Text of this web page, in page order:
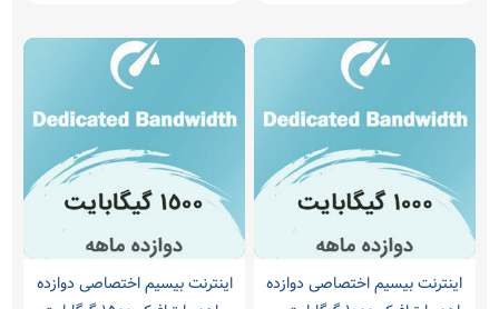
اینترنت بیسیم اختصاصی دوازده
اینترنت بیسیم اختصاصی دوازده